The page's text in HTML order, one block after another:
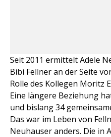
Seit 2011 ermittelt Adele
Bibi Fellner an der Seite
Rolle des Kollegen Moritz
Eine längere Beziehung
und bislang 34
Das war im Leben von
Neuhauser anders. Die in